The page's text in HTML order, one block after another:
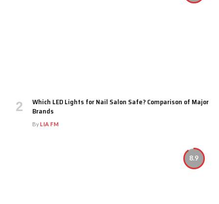
Which LED Lights for Nail Salon Safe? Comparison of Major
Brands
ByLIA FM
8.9